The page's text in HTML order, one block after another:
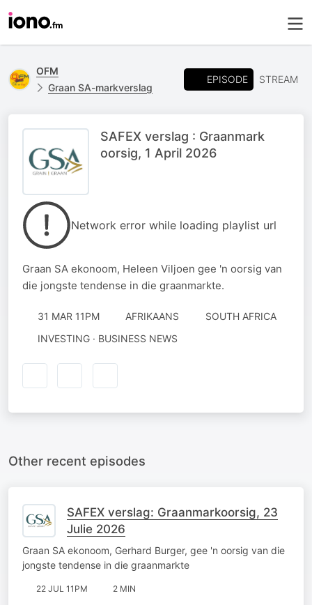
OFM
Graan SA-markverslag
EPISODE STREAM
SAFEX verslag : Graanmark
oorsig, 1 April 2026
Network error while loading playlist url
Graan SA ekonoom, Heleen Viljoen gee 'n oorsig van
die jongste tendense in die graanmarkte.
31 MAR 11PM AFRIKAANS
SOUTH AFRICA
INVESTING · BUSINESS NEWS
Other recent episodes
SAFEX verslag: Graanmarkoorsig, 23
Julie 2026
Graan SA ekonoom, Gerhard Burger, gee 'n oorsig van die
jongste tendense in die graanmarkte
22 JUL 11PM 2 MIN